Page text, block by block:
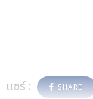
แชร์ : SHARE